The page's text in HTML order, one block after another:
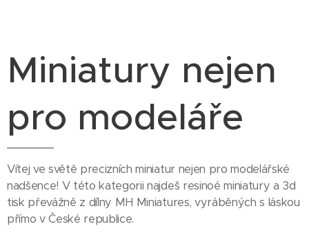
Miniatury nejen
pro modeláře
Vítej ve světě precizních miniatur nejen pro modelářské
nadšence! V této kategorii najdeš resinoé miniatury a 3d
tisk převážně z dílny MH Miniatures, vyráběných s láskou
přímo v České republice.